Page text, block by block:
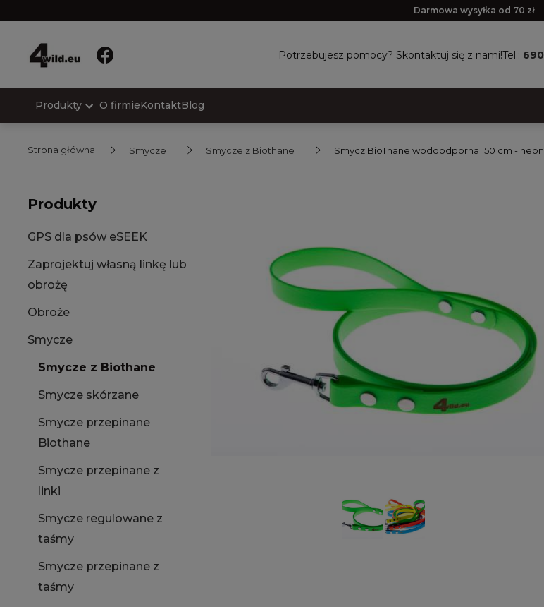
Darmowa wysyłka od 70 zł
Potrzebujesz pomocy? Skontaktuj się z nami!Tel.:
Produkty O firmieKontaktBlog
Strona główna Smycze Smycze z Biothane Smycz BioThane wodoodporna 150 cm -
Produkty
GPS dla psów eSEEK
Zaprojektuj własną linkę lub
obrożę
Obroże
Smycze
Smycze z Biothane
Smycze skórzane
Smycze przepinane
Biothane
Smycze przepinane z
linki
Smycze regulowane z
taśmy
Smycze przepinane z
taśmy